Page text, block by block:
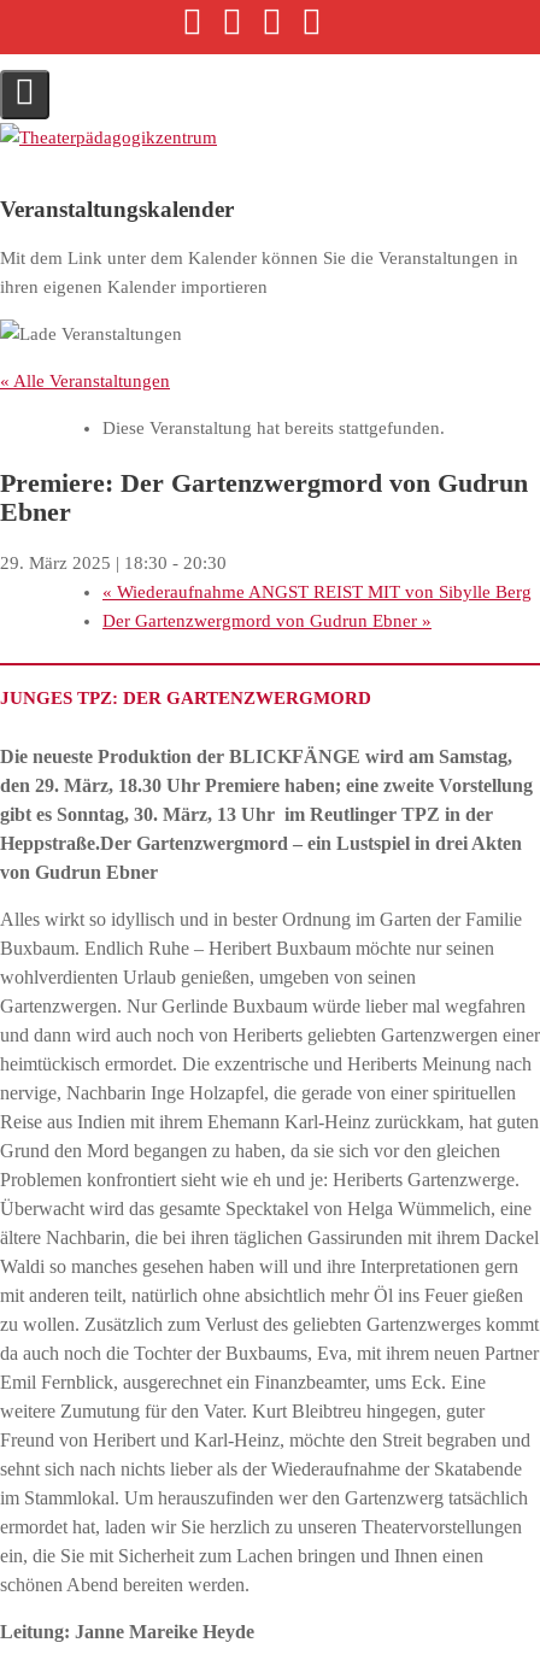
i
t
o
n
Veranstaltungskalender
Mit dem Link unter dem Kalender können Sie die Veranstaltungen in
ihren eigenen Kalender importieren
« Alle Veranstaltungen
Diese Veranstaltung hat bereits stattgefunden.
Premiere: Der Gartenzwergmord von Gudrun
Ebner
29. März 2025 | 18:30 - 20:30
« Wiederaufnahme ANGST REIST MIT von Sibylle Berg
Der Gartenzwergmord von Gudrun Ebner »
JUNGES TPZ: DER GARTENZWERGMORD
Die neueste Produktion der BLICKFÄNGE wird am Samstag,
den 29. März, 18.30 Uhr Premiere haben; eine zweite Vorstellung
gibt es Sonntag, 30. März, 13 Uhr im Reutlinger TPZ in der
Heppstraße.Der Gartenzwergmord – ein Lustspiel in drei Akten
von Gudrun Ebner
Alles wirkt so idyllisch und in bester Ordnung im Garten der Familie
Buxbaum. Endlich Ruhe – Heribert Buxbaum möchte nur seinen
wohlverdienten Urlaub genießen, umgeben von seinen
Gartenzwergen. Nur Gerlinde Buxbaum würde lieber mal wegfahren
und dann wird auch noch von Heriberts geliebten Gartenzwergen einer
heimtückisch ermordet. Die exzentrische und Heriberts Meinung nach
nervige, Nachbarin Inge Holzapfel, die gerade von einer spirituellen
Reise aus Indien mit ihrem Ehemann Karl-Heinz zurückkam, hat guten
Grund den Mord begangen zu haben, da sie sich vor den gleichen
Problemen konfrontiert sieht wie eh und je: Heriberts Gartenzwerge.
Überwacht wird das gesamte Specktakel von Helga Wümmelich, eine
ältere Nachbarin, die bei ihren täglichen Gassirunden mit ihrem Dackel
Waldi so manches gesehen haben will und ihre Interpretationen gern
mit anderen teilt, natürlich ohne absichtlich mehr Öl ins Feuer gießen
zu wollen. Zusätzlich zum Verlust des geliebten Gartenzwerges kommt
da auch noch die Tochter der Buxbaums, Eva, mit ihrem neuen Partner
Emil Fernblick, ausgerechnet ein Finanzbeamter, ums Eck. Eine
weitere Zumutung für den Vater. Kurt Bleibtreu hingegen, guter
Freund von Heribert und Karl-Heinz, möchte den Streit begraben und
sehnt sich nach nichts lieber als der Wiederaufnahme der Skatabende
im Stammlokal. Um herauszufinden wer den Gartenzwerg tatsächlich
ermordet hat, laden wir Sie herzlich zu unseren Theatervorstellungen
ein, die Sie mit Sicherheit zum Lachen bringen und Ihnen einen
schönen Abend bereiten werden.
Leitung: Janne Mareike Heyde